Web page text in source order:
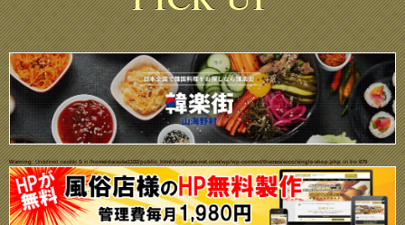
Warning: Undefined variable $i in/home/daisuke1102/public_html/bodycare-net.com/wp/wp-content/themes/ecco/single-shop.phpon line679